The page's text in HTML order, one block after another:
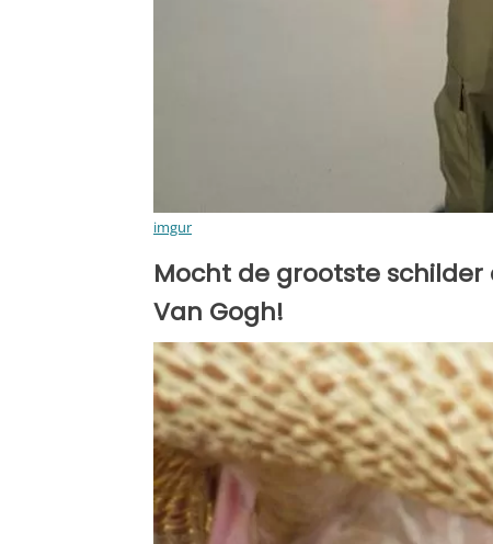
imgur
Mocht de grootste
Van Gogh!